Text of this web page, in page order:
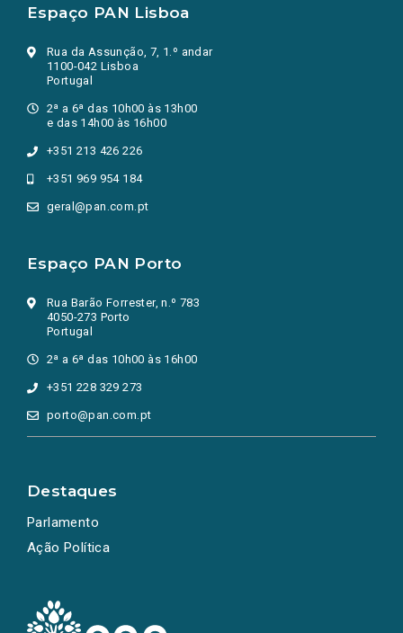
Espaço PAN Lisboa
Rua da Assunção, 7, 1.º andar
1100-042 Lisboa
Portugal
2ª a 6ª das 10h00 às 13h00
e das 14h00 às 16h00
+351 213 426 226
+351 969 954 184
geral@pan.com.pt
Espaço PAN Porto
Rua Barão Forrester, n.º 783
4050-273 Porto
Portugal
2ª a 6ª das 10h00 às 16h00
+351 228 329 273
porto@pan.com.pt
Destaques
Parlamento
Ação Política